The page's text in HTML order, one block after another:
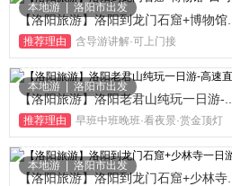
本地游 洛阳市出发
【洛阳旅游】洛阳到龙门石窟+博物馆...
推荐理由 含导游讲解·可上门接
本地游 洛阳市出发
53100人关注
【洛阳旅游】洛阳老君山纯玩一日游-...
推荐理由 早班中班晚班·看夜景·赏金顶灯
本地游 洛阳市出发
31622人关注
【洛阳旅游】洛阳到龙门石窟+少林寺...